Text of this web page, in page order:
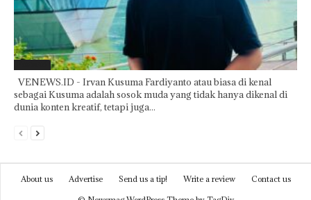
VENEWS.ID - Irvan Kusuma Fardiyanto atau biasa di kenal
sebagai Kusuma adalah sosok muda yang tidak hanya dikenal di
dunia konten kreatif, tetapi juga...
About us Advertise Send us a tip! Write a review
Contact us